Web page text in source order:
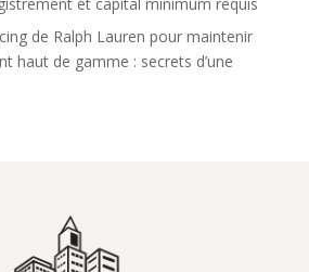
de Ralph Lauren pour maintenir
haut de gamme : secrets d’une